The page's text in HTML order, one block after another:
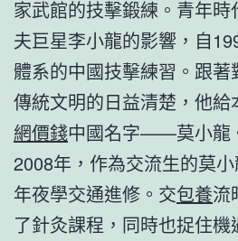
家武館的技擊鍛練。青年
夫巨星李小龍的影響，自
體系的中國技擊練習。跟
傳統文明的日益清楚，他給
網價錢中國名字——莫小龍
2008年，作為交流生的莫
年夜學交通進修。交包養流
了針灸課程，同時也捉住